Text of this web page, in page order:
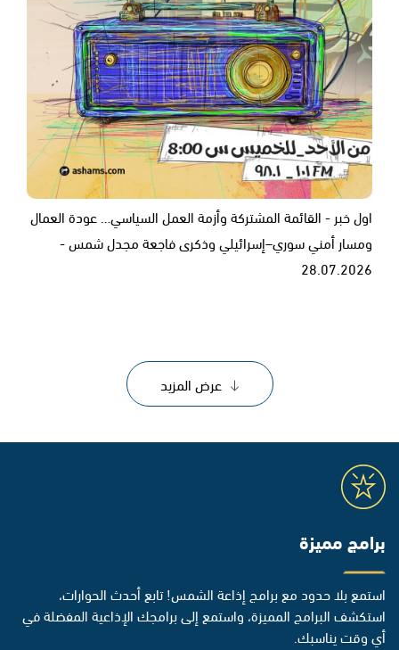
اول خبر - القائمة المشتركة وأزمة العمل السياسي… عودة العمال
ومسار أمني سوري–إسرائيلي وذكرى فاجعة مجدل شمس -
28.07.2026
عرض المزيد
برامج مميزة
استمع بلا حدود مع برامج إذاعة الشمس! تابع أحدث الحوارات،
استكشف البرامج المميزة، واستمع إلى برامجك الإذاعية المفضلة في
أي وقت يناسبك.